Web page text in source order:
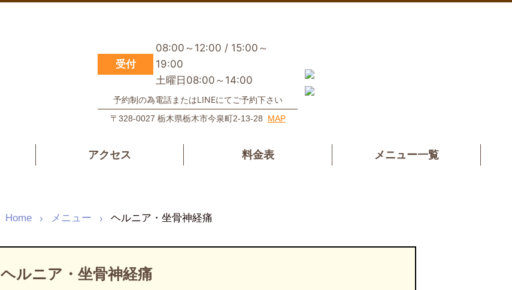
受付
08:00～12:00 / 15:00～
19:00
土曜日08:00～14:00
予約制の為電話またはLINEにてご予約下さい
〒328-0027 栃⽊県栃⽊市今泉町2-13-28 MAP
アクセス 料金表 メニュー一覧
Home メニュー ヘルニア・坐骨神経痛
ヘルニア・坐骨神経痛